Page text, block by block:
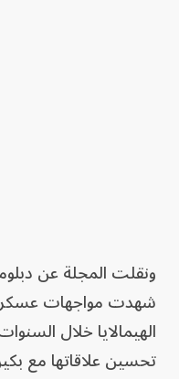
ونقلت المجلة عن
شهدت مواجهات
الهيمالايا خلال
تحسين علاقاتها مع